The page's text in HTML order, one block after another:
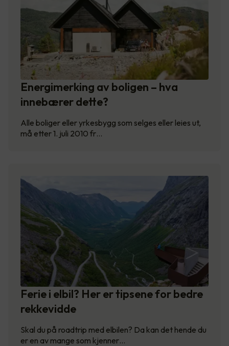
Energimerking av boligen – hva
innebærer dette?
Alle boliger eller yrkesbygg som selges eller leies ut,
må etter 1. juli 2010 fr…
Ferie i elbil? Her er tipsene for bedre
rekkevidde
Skal du på roadtrip med elbilen? Da kan det hende du
er en av mange som kjenner…